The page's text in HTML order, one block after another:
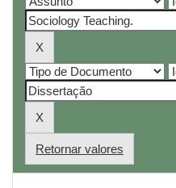
Retornar valores